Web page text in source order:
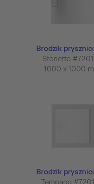
Brodzik
Stonetto
1000 x 1000
Brodzik
Tempano